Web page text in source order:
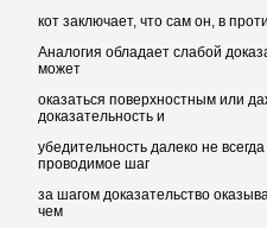
кот заключает, что сам он, в
Аналогия обладает слабой
может
оказаться поверхностным или
доказательность и
убедительность далеко не
проводимое шаг
за шагом доказательство
чем